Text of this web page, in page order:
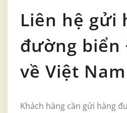
Liên hệ gửi
đường biển
về Việt Nam
Khách hàng cần gửi hàng